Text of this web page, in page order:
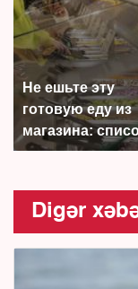
Не ешьте эту
готовую еду из
магазина:
Digər